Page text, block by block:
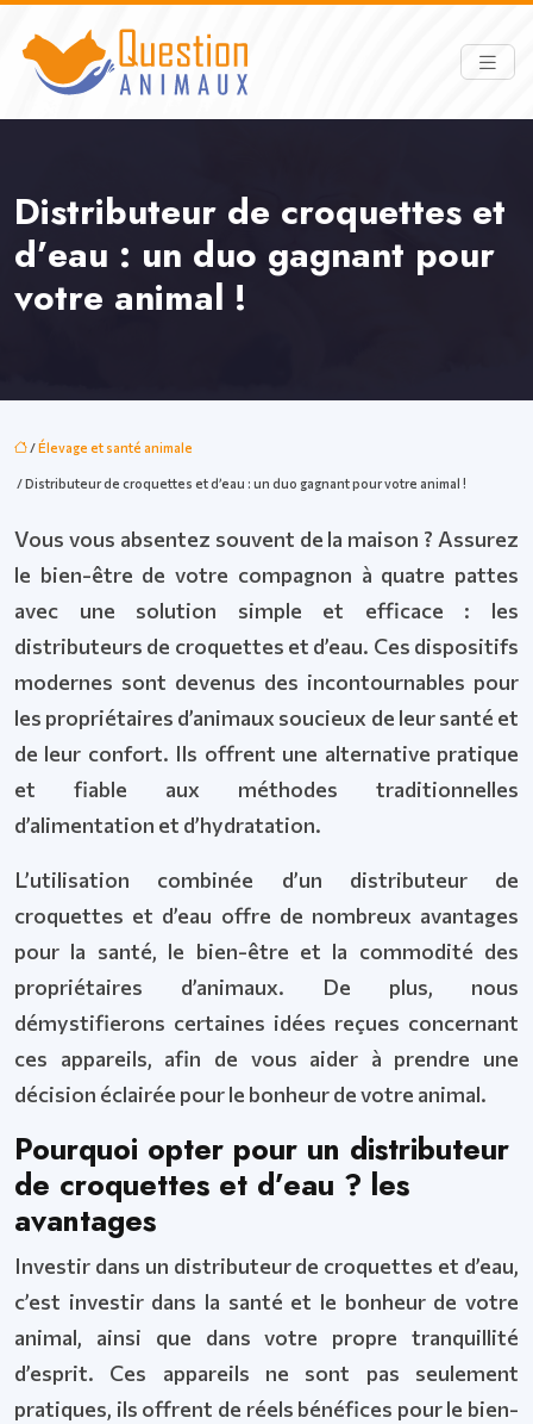
Distributeur de croquettes et
d’eau : un duo gagnant pour
votre animal !
/Élevage et santé animale
/ Distributeur de croquettes et d’eau : un duo gagnant pour votre animal !
Vous vous absentez souvent de la maison ? Assurez
le bien-être de votre compagnon à quatre pattes
avec une solution simple et efficace : les
distributeurs de croquettes et d’eau. Ces dispositifs
modernes sont devenus des incontournables pour
les propriétaires d’animaux soucieux de leur santé et
de leur confort. Ils offrent une alternative pratique
et fiable aux méthodes traditionnelles
d’alimentation et d’hydratation.
L’utilisation combinée d’un distributeur de
croquettes et d’eau offre de nombreux avantages
pour la santé, le bien-être et la commodité des
propriétaires d’animaux. De plus, nous
démystifierons certaines idées reçues concernant
ces appareils, afin de vous aider à prendre une
décision éclairée pour le bonheur de votre animal.
Pourquoi opter pour un distributeur
de croquettes et d’eau ? les
avantages
Investir dans un distributeur de croquettes et d’eau,
c’est investir dans la santé et le bonheur de votre
animal, ainsi que dans votre propre tranquillité
d’esprit. Ces appareils ne sont pas seulement
pratiques, ils offrent de réels bénéfices pour le bien-